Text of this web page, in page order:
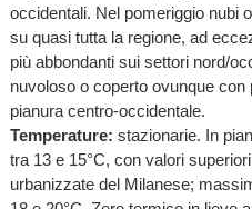
occidentali. Nel pomeriggio nubi
su quasi tutta la regione, ad
più abbondanti sui settori nord/
nuvoloso o coperto ovunque con
pianura centro-occidentale.
Temperature: stazionarie. In
tra 13 e 15°C, con valori
urbanizzate del Milanese;